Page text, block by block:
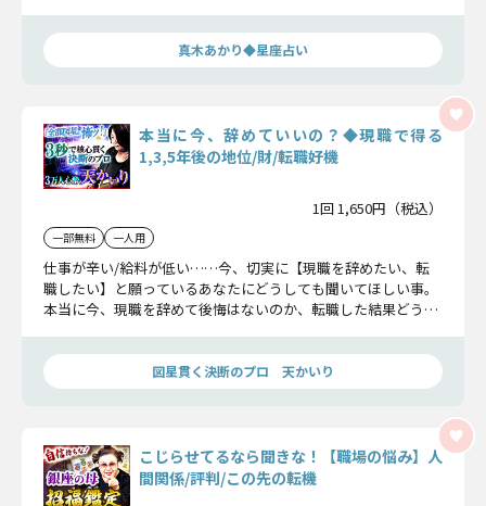
真木あかり◆星座占い
本当に今、辞めていいの？◆現職で得る
1,3,5年後の地位/財/転職好機
1回 1,650円（税込）
一部無料 一人用
仕事が辛い/給料が低い……今、切実に【現職を辞めたい、転
職したい】と願っているあなたにどうしても聞いてほしい事。
本当に今、現職を辞めて後悔はないのか、転職した結果どうな
図星貫く決断のプロ 天かいり
こじらせてるなら聞きな！【職場の悩み】人
間関係/評判/この先の転機